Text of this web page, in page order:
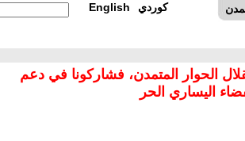
English كوردي
الحوار المتمدن، فشاركونا في دعم
اليساري الحر